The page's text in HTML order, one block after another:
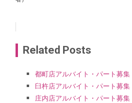
Related Posts
都町店アルバイト・パート募集
臼杵店アルバイト・パート募集
庄内店アルバイト・パート募集